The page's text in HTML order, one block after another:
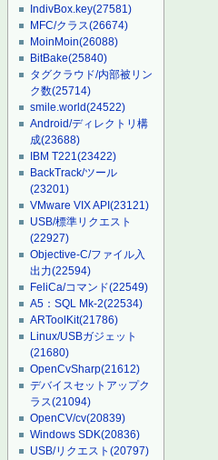
IndivBox.key(27581)
MFC/クラス(26674)
MoinMoin(26088)
BitBake(25840)
タグクラウド/内部被リン
ク数(25714)
smile.world(24522)
Android/ディレクトリ構
成(23688)
IBM T221(23422)
BackTrack/ツール
(23201)
VMware VIX API(23121)
USB/標準リクエスト
(22927)
Objective-C/ファイル入
出力(22594)
FeliCa/コマンド(22549)
A5：SQL Mk-2(22534)
ARToolKit(21786)
Linux/USBガジェット
(21680)
OpenCvSharp(21612)
デバイスセットアップク
ラス(21094)
OpenCV/cv(20839)
Windows SDK(20836)
USB/リクエスト(20797)